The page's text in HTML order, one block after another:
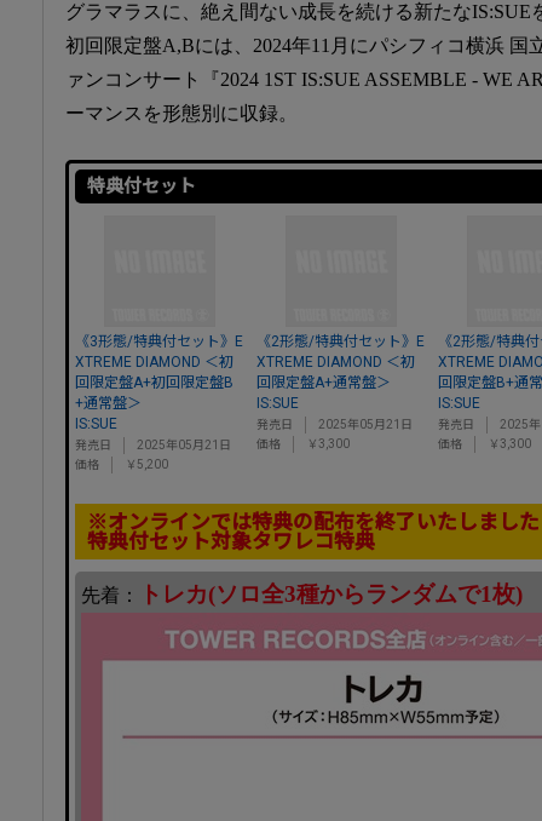
グラマラスに、絶え間ない成長を続ける新たなIS:SUE
初回限定盤A,Bには、2024年11月にパシフィコ横浜 国
ァンコンサート『2024 1ST IS:SUE ASSEMBLE - WE
ーマンスを形態別に収録。
特典付セット
《3形態/特典付セット》E
XTREME DIAMOND ＜初
回限定盤A+初回限定盤B
+通常盤＞
IS:SUE
発売日
2025年05月21日
価格
￥5,200
《2形態/特典付セット》E
XTREME DIAMOND ＜初
回限定盤A+通常盤＞
IS:SUE
発売日
2025年05月21日
価格
￥3,300
《2形態/特典
XTREME
回限定盤B+通
IS:SUE
発売日
2025
価格
￥3,300
※オンラインでは特典の配布を終了いたしました
特典付セット対象タワレコ特典
先着： トレカ(ソロ全3種からランダムで1枚)